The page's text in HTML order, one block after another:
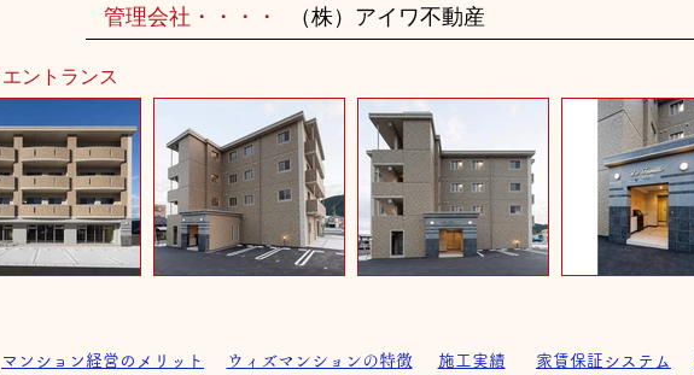
管理会社・・・・
（株）アイワ不動産
ントランス
マンション経営のメリット ウィズマンションの特徴 施工実績 家賃保証システム